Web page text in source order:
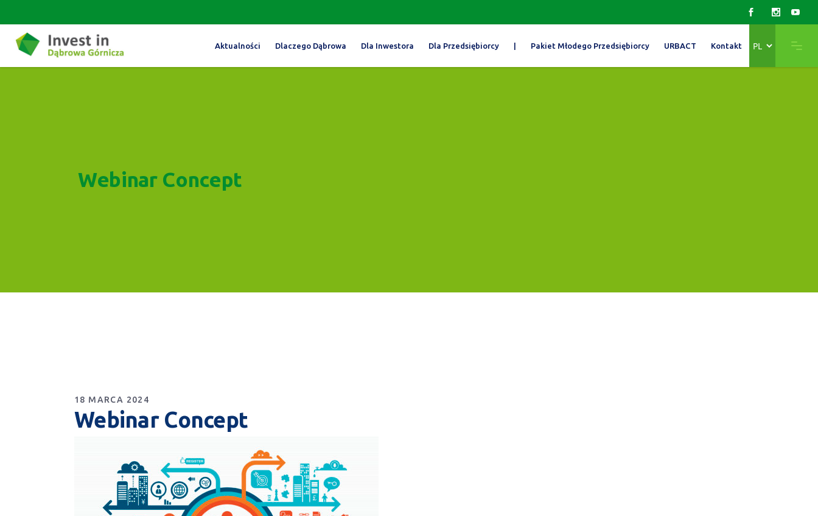
Aktualności Dlaczego Dąbrowa Dla Inwestora Dla Przedsiębiorcy | Pakiet Młodego Przedsiębiorcy URBACT Kontakt
język
Webinar Concept
18 MARCA 2024
Webinar Concept